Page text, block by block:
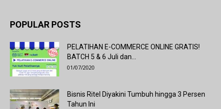
POPULAR POSTS
PELATIHAN E-COMMERCE ONLINE GRATIS!
BATCH 5 & 6 Juli dan...
01/07/2020
Bisnis Ritel Diyakini Tumbuh hingga 3 Persen
Tahun Ini